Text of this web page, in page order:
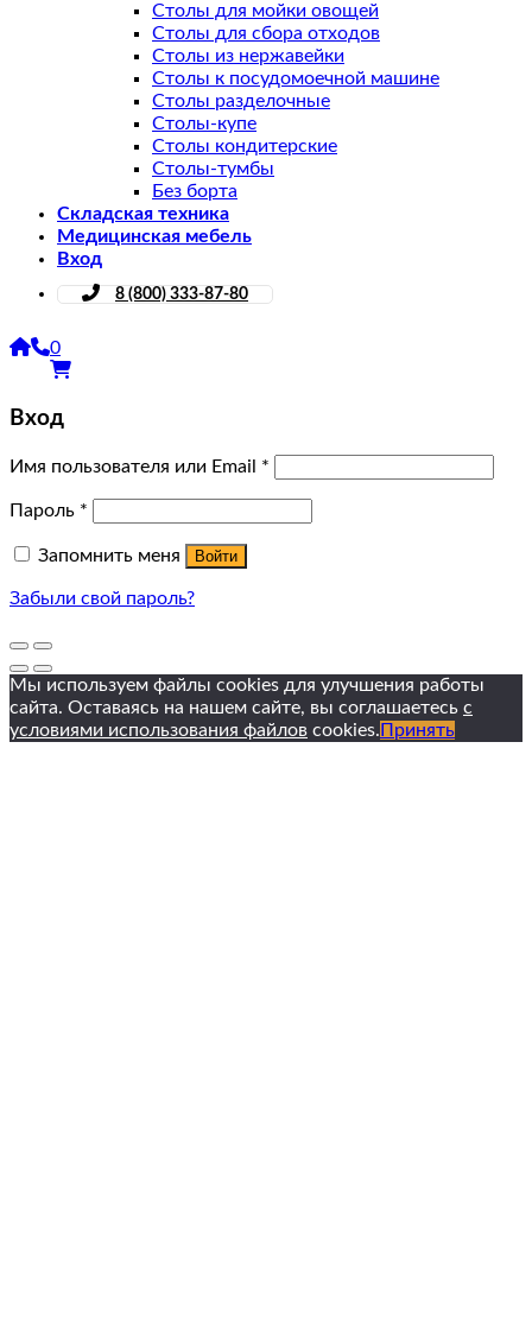
Столы для мойки овощей
Столы для сбора отходов
Столы из нержавейки
Столы к посудомоечной машине
Столы разделочные
Столы-купе
Столы кондитерские
Столы-тумбы
Без борта
Складская техника
Медицинская мебель
Вход
8 (800) 333-87-80
0
Вход
Имя пользователя или Email *
Пароль *
Запомнить меня Войти
Забыли свой пароль?
Мы используем файлы cookies для улучшения работы
сайта. Оставаясь на нашем сайте, вы соглашаетесь с
условиями использования файлов cookies. Принять